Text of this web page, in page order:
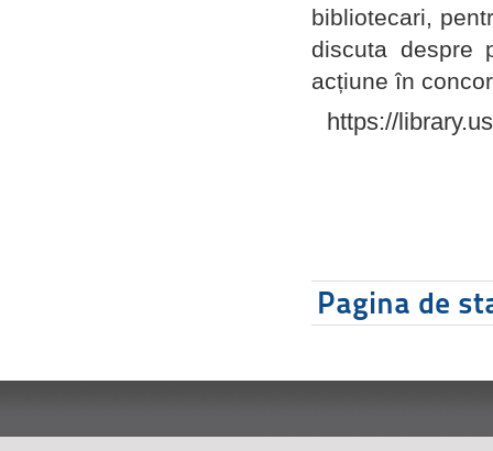
bibliotecari,
discuta despre
acțiune în
https://
Pagina de